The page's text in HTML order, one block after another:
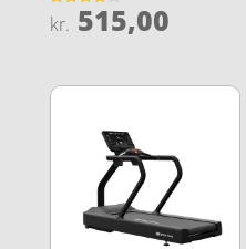
Vurderet
4.1
kr. 515,00